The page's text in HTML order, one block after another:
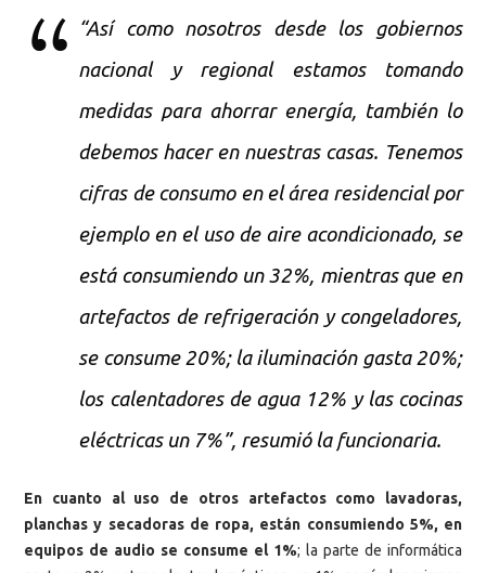
“Así como nosotros desde los gobiernos
nacional y regional estamos tomando
medidas para ahorrar energía, también lo
debemos hacer en nuestras casas. Tenemos
cifras de consumo en el área residencial por
ejemplo en el uso de aire acondicionado, se
está consumiendo un 32%, mientras que en
artefactos de refrigeración y congeladores,
se consume 20%; la iluminación gasta 20%;
los calentadores de agua 12% y las cocinas
eléctricas un 7%”, resumió la funcionaria.
En cuanto al uso de otros artefactos como lavadoras,
planchas y secadoras de ropa, están consumiendo 5%, en
equipos de audio se consume el 1%; la parte de informática